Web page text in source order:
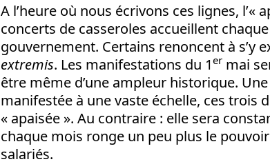
A l’heure où nous écrivons ces lignes, l’«
concerts de casseroles accueillent
gouvernement. Certains renoncent à s’y
extremis. Les manifestations du 1er mai
être même d’une ampleur historique.
manifestée à une vaste échelle, ces trois
« apaisée ». Au contraire : elle sera
chaque mois ronge un peu plus le
salariés.